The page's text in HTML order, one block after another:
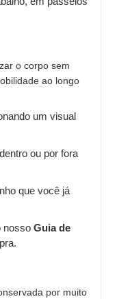
o corpo sem
ao longo
um visual
ou por fora
que você já
nosso Guia de
por muito